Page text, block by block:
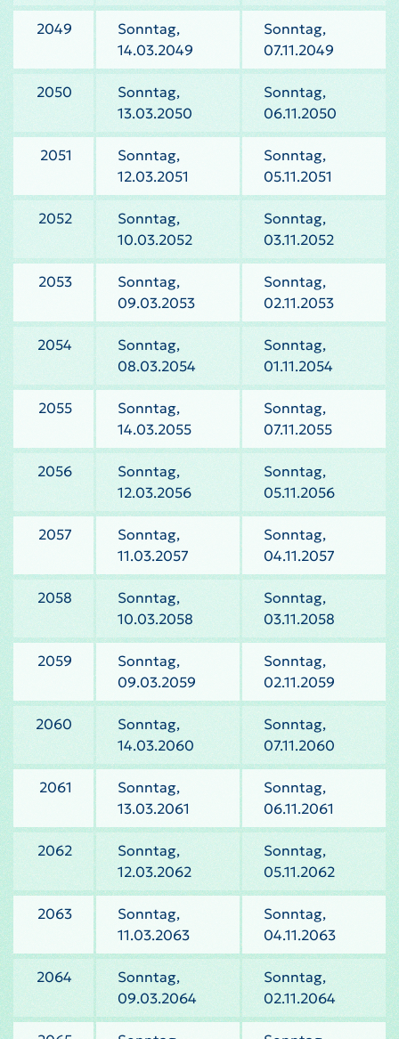
2049
Sonntag,
14.03.2049
Sonntag,
07.11.2049
2050
Sonntag,
13.03.2050
Sonntag,
06.11.2050
2051
Sonntag,
12.03.2051
Sonntag,
05.11.2051
2052
Sonntag,
10.03.2052
Sonntag,
03.11.2052
2053
Sonntag,
09.03.2053
Sonntag,
02.11.2053
2054
Sonntag,
08.03.2054
Sonntag,
01.11.2054
2055
Sonntag,
14.03.2055
Sonntag,
07.11.2055
2056
Sonntag,
12.03.2056
Sonntag,
05.11.2056
2057
Sonntag,
11.03.2057
Sonntag,
04.11.2057
2058
Sonntag,
10.03.2058
Sonntag,
03.11.2058
2059
Sonntag,
09.03.2059
Sonntag,
02.11.2059
2060
Sonntag,
14.03.2060
Sonntag,
07.11.2060
2061
Sonntag,
13.03.2061
Sonntag,
06.11.2061
2062
Sonntag,
12.03.2062
Sonntag,
05.11.2062
2063
Sonntag,
11.03.2063
Sonntag,
04.11.2063
2064
Sonntag,
09.03.2064
Sonntag,
02.11.2064